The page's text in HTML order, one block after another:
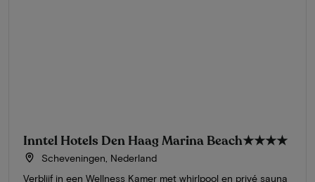
Inntel Hotels Den Haag Marina Beach★★★★
Scheveningen, Nederland
Verblijf in een Wellness Kamer met whirlpool en privé sauna